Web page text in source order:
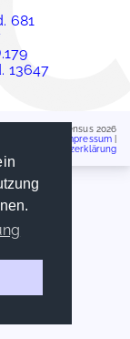
681
13647
Handschriftencensus 2026
Impressum
Datenschutzerklärung